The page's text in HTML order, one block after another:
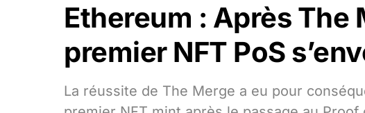
Ethereum : Après The
premier NFT PoS
La réussite de The Merge a eu pour